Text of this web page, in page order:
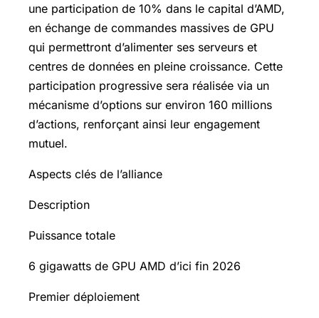
une participation de 10% dans le capital d’AMD,
en échange de commandes massives de GPU
qui permettront d’alimenter ses serveurs et
centres de données en pleine croissance. Cette
participation progressive sera réalisée via un
mécanisme d’options sur environ 160 millions
d’actions, renforçant ainsi leur engagement
mutuel.
Aspects clés de l’alliance
Description
Puissance totale
6 gigawatts de GPU AMD d’ici fin 2026
Premier déploiement